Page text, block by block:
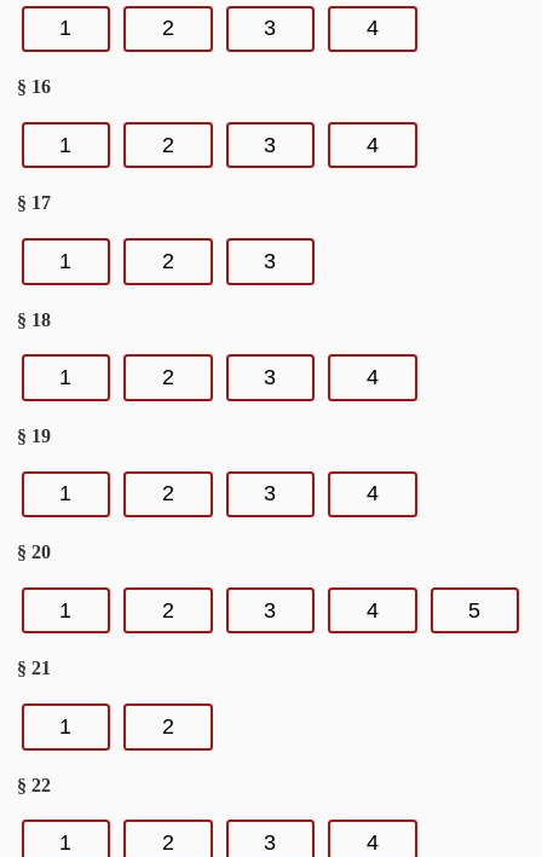
1 2 3 4
§ 16
1 2 3 4
§ 17
1 2 3
§ 18
1 2 3 4
§ 19
1 2 3 4
§ 20
1 2 3 4 5
§ 21
1 2
§ 22
1 2 3 4